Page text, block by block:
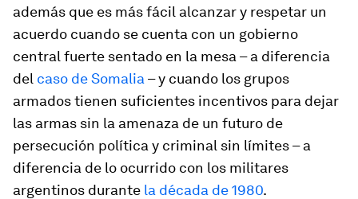
además que es más fácil alcanzar y respetar un
acuerdo cuando se cuenta con un gobierno
central fuerte sentado en la mesa – a diferencia
del caso de Somalia – y cuando los grupos
armados tienen suficientes incentivos para dejar
las armas sin la amenaza de un futuro de
persecución política y criminal sin límites – a
diferencia de lo ocurrido con los militares
argentinos durante la década de 1980.